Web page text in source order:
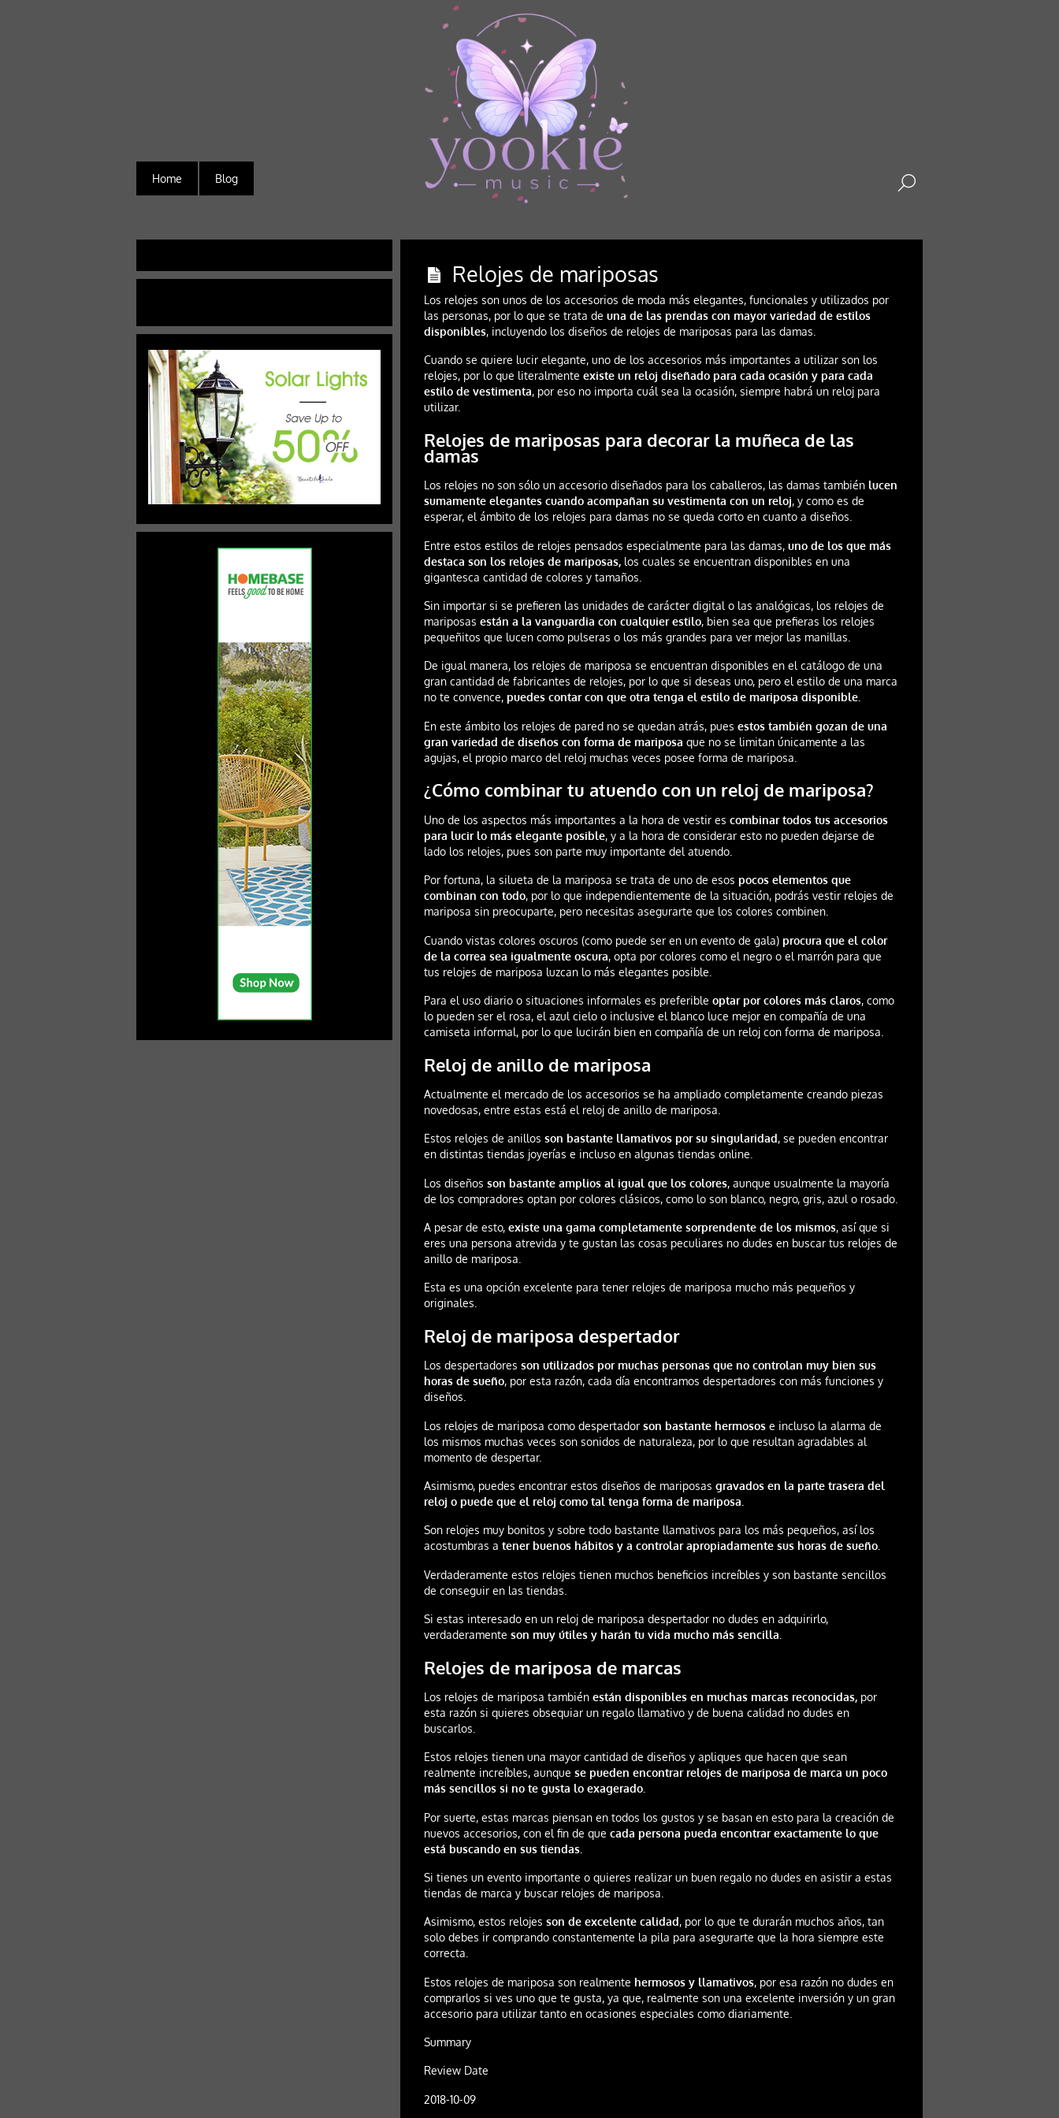
Home Blog
Relojes de mariposas
Los relojes son unos de los accesorios de moda más elegantes, funcionales y utilizados por
las personas, por lo que se trata deuna de las prendas con mayor variedad de estilos
disponibles, incluyendo los diseños de relojes de mariposas para las damas.
Cuando se quiere lucir elegante, uno de los accesorios más importantes a utilizar son los
relojes, por lo que literalmenteexiste un reloj diseñado para cada ocasión y para cada
estilo de vestimenta, por eso no importa cuál sea la ocasión, siempre habrá un reloj para
utilizar.
Relojes de mariposas para decorar la muñeca de las
damas
Los relojes no son sólo un accesorio diseñados para los caballeros, las damas también lucen
sumamente elegantes cuando acompañan su vestimenta con un reloj, y como es de
esperar, el ámbito de los relojes para damas no se queda corto en cuanto a diseños.
Entre estos estilos de relojes pensados especialmente para las damas,uno de los que más
destaca son los relojes de mariposas, los cuales se encuentran disponibles en una
gigantesca cantidad de colores y tamaños.
Sin importar si se prefieren las unidades de carácter digital o las analógicas, los relojes de
mariposasestán a la vanguardia con cualquier estilo, bien sea que prefieras los relojes
pequeñitos que lucen como pulseras o los más grandes para ver mejor las manillas.
De igual manera, los relojes de mariposa se encuentran disponibles en el catálogo de una
gran cantidad de fabricantes de relojes, por lo que si deseas uno, pero el estilo de una marca
no te convence,puedes contar con que otra tenga el estilo de mariposa disponible.
En este ámbito los relojes de pared no se quedan atrás, puesestos también gozan de una
gran variedad de diseños con forma de mariposa que no se limitan únicamente a las
agujas, el propio marco del reloj muchas veces posee forma de mariposa.
¿Cómo combinar tu atuendo con un reloj de mariposa?
Uno de los aspectos más importantes a la hora de vestir escombinar todos tus accesorios
para lucir lo más elegante posible, y a la hora de considerar esto no pueden dejarse de
lado los relojes, pues son parte muy importante del atuendo.
Por fortuna, la silueta de la mariposa se trata de uno de esospocos elementos que
combinan con todo, por lo que independientemente de la situación, podrás vestir relojes de
mariposa sin preocuparte, pero necesitas asegurarte que los colores combinen.
Cuando vistas colores oscuros (como puede ser en un evento de gala)procura que el color
de la correa sea igualmente oscura, opta por colores como el negro o el marrón para que
tus relojes de mariposa luzcan lo más elegantes posible.
Para el uso diario o situaciones informales es preferibleoptar por colores más claros, como
lo pueden ser el rosa, el azul cielo o inclusive el blanco luce mejor en compañía de una
camiseta informal, por lo que lucirán bien en compañía de un reloj con forma de mariposa.
Reloj de anillo de mariposa
Actualmente el mercado de los accesorios se ha ampliado completamente creando piezas
novedosas, entre estas está el reloj de anillo de mariposa.
Estos relojes de anillosson bastante llamativos por su singularidad, se pueden encontrar
en distintas tiendas joyerías e incluso en algunas tiendas online.
Los diseñosson bastante amplios al igual que los colores, aunque usualmente la mayoría
de los compradores optan por colores clásicos, como lo son blanco, negro, gris, azul o rosado.
A pesar de esto,existe una gama completamente sorprendente de los mismos, así que si
eres una persona atrevida y te gustan las cosas peculiares no dudes en buscar tus relojes de
anillo de mariposa.
Esta es una opción excelente para tener relojes de mariposa mucho más pequeños y
originales.
Reloj de mariposa despertador
Los despertadoresson utilizados por muchas personas que no controlan muy bien sus
horas de sueño, por esta razón, cada día encontramos despertadores con más funciones y
diseños.
Los relojes de mariposa como despertadorson bastante hermosos e incluso la alarma de
los mismos muchas veces son sonidos de naturaleza, por lo que resultan agradables al
momento de despertar.
Asimismo, puedes encontrar estos diseños de mariposasgravados en la parte trasera del
reloj o puede que el reloj como tal tenga forma de mariposa.
Son relojes muy bonitos y sobre todo bastante llamativos para los más pequeños, así los
acostumbras atener buenos hábitos y a controlar apropiadamente sus horas de sueño.
Verdaderamente estos relojes tienen muchos beneficios increíbles y son bastante sencillos
de conseguir en las tiendas.
Si estas interesado en un reloj de mariposa despertador no dudes en adquirirlo,
verdaderamenteson muy útiles y harán tu vida mucho más sencilla.
Relojes de mariposa de marcas
Los relojes de mariposa tambiénestán disponibles en muchas marcas reconocidas, por
esta razón si quieres obsequiar un regalo llamativo y de buena calidad no dudes en
buscarlos.
Estos relojes tienen una mayor cantidad de diseños y apliques que hacen que sean
realmente increíbles, aunquese pueden encontrar relojes de mariposa de marca un poco
más sencillos si no te gusta lo exagerado.
Por suerte, estas marcas piensan en todos los gustos y se basan en esto para la creación de
nuevos accesorios, con el fin de quecada persona pueda encontrar exactamente lo que
está buscando en sus tiendas.
Si tienes un evento importante o quieres realizar un buen regalo no dudes en asistir a estas
tiendas de marca y buscar relojes de mariposa.
Asimismo, estos relojesson de excelente calidad, por lo que te durarán muchos años, tan
solo debes ir comprando constantemente la pila para asegurarte que la hora siempre este
correcta.
Estos relojes de mariposa son realmentehermosos y llamativos, por esa razón no dudes en
comprarlos si ves uno que te gusta, ya que, realmente son una excelente inversión y un gran
accesorio para utilizar tanto en ocasiones especiales como diariamente.
Summary
Review Date
2018-10-09